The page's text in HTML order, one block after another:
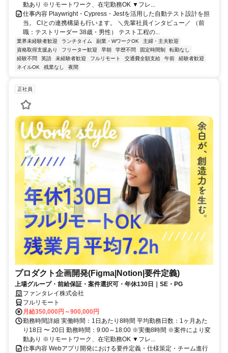
動あり ※リモートワーク、在宅勤務OK ▼フレ...
仕事内容 Playwright・Cypress・Jestを活用した自動テスト設計を担
当。 CIとの連携構築も行います。 ＼先輩社員インタビュー／ （前
職：テストリーダー 38歳・男性） テスト工程の...
業界未経験者歓迎 ランチタイム 副業・WワークOK
主婦・主夫歓迎
資格取得支援あり
フリーター歓迎 早朝 学歴不問 固定時間制
転勤なし
経験不問
英語 未経験者歓迎 フルリモート 交通費全額支給 午前
経験者歓迎
ネイルOK
残業なし 夜間
正社員
プロダクト企画開発(Figma|Notion|要件定義)
上場グループ・前給保証・案件選択可・年休130日｜SE・PG
ファンタレイ株式会社
フルリモート
月給350,000円～900,000円
勤務時間詳細 実働時間：1日あたり8時間 平均勤務日数：1ヶ月あた
り18日 〜 20日 勤務時間：9:00～18:00 ※実働8時間 ※案件により変
動あり ※リモートワーク、在宅勤務OK ▼フレ...
仕事内容 Webアプリ開発における要件定義・仕様策定・チーム進行